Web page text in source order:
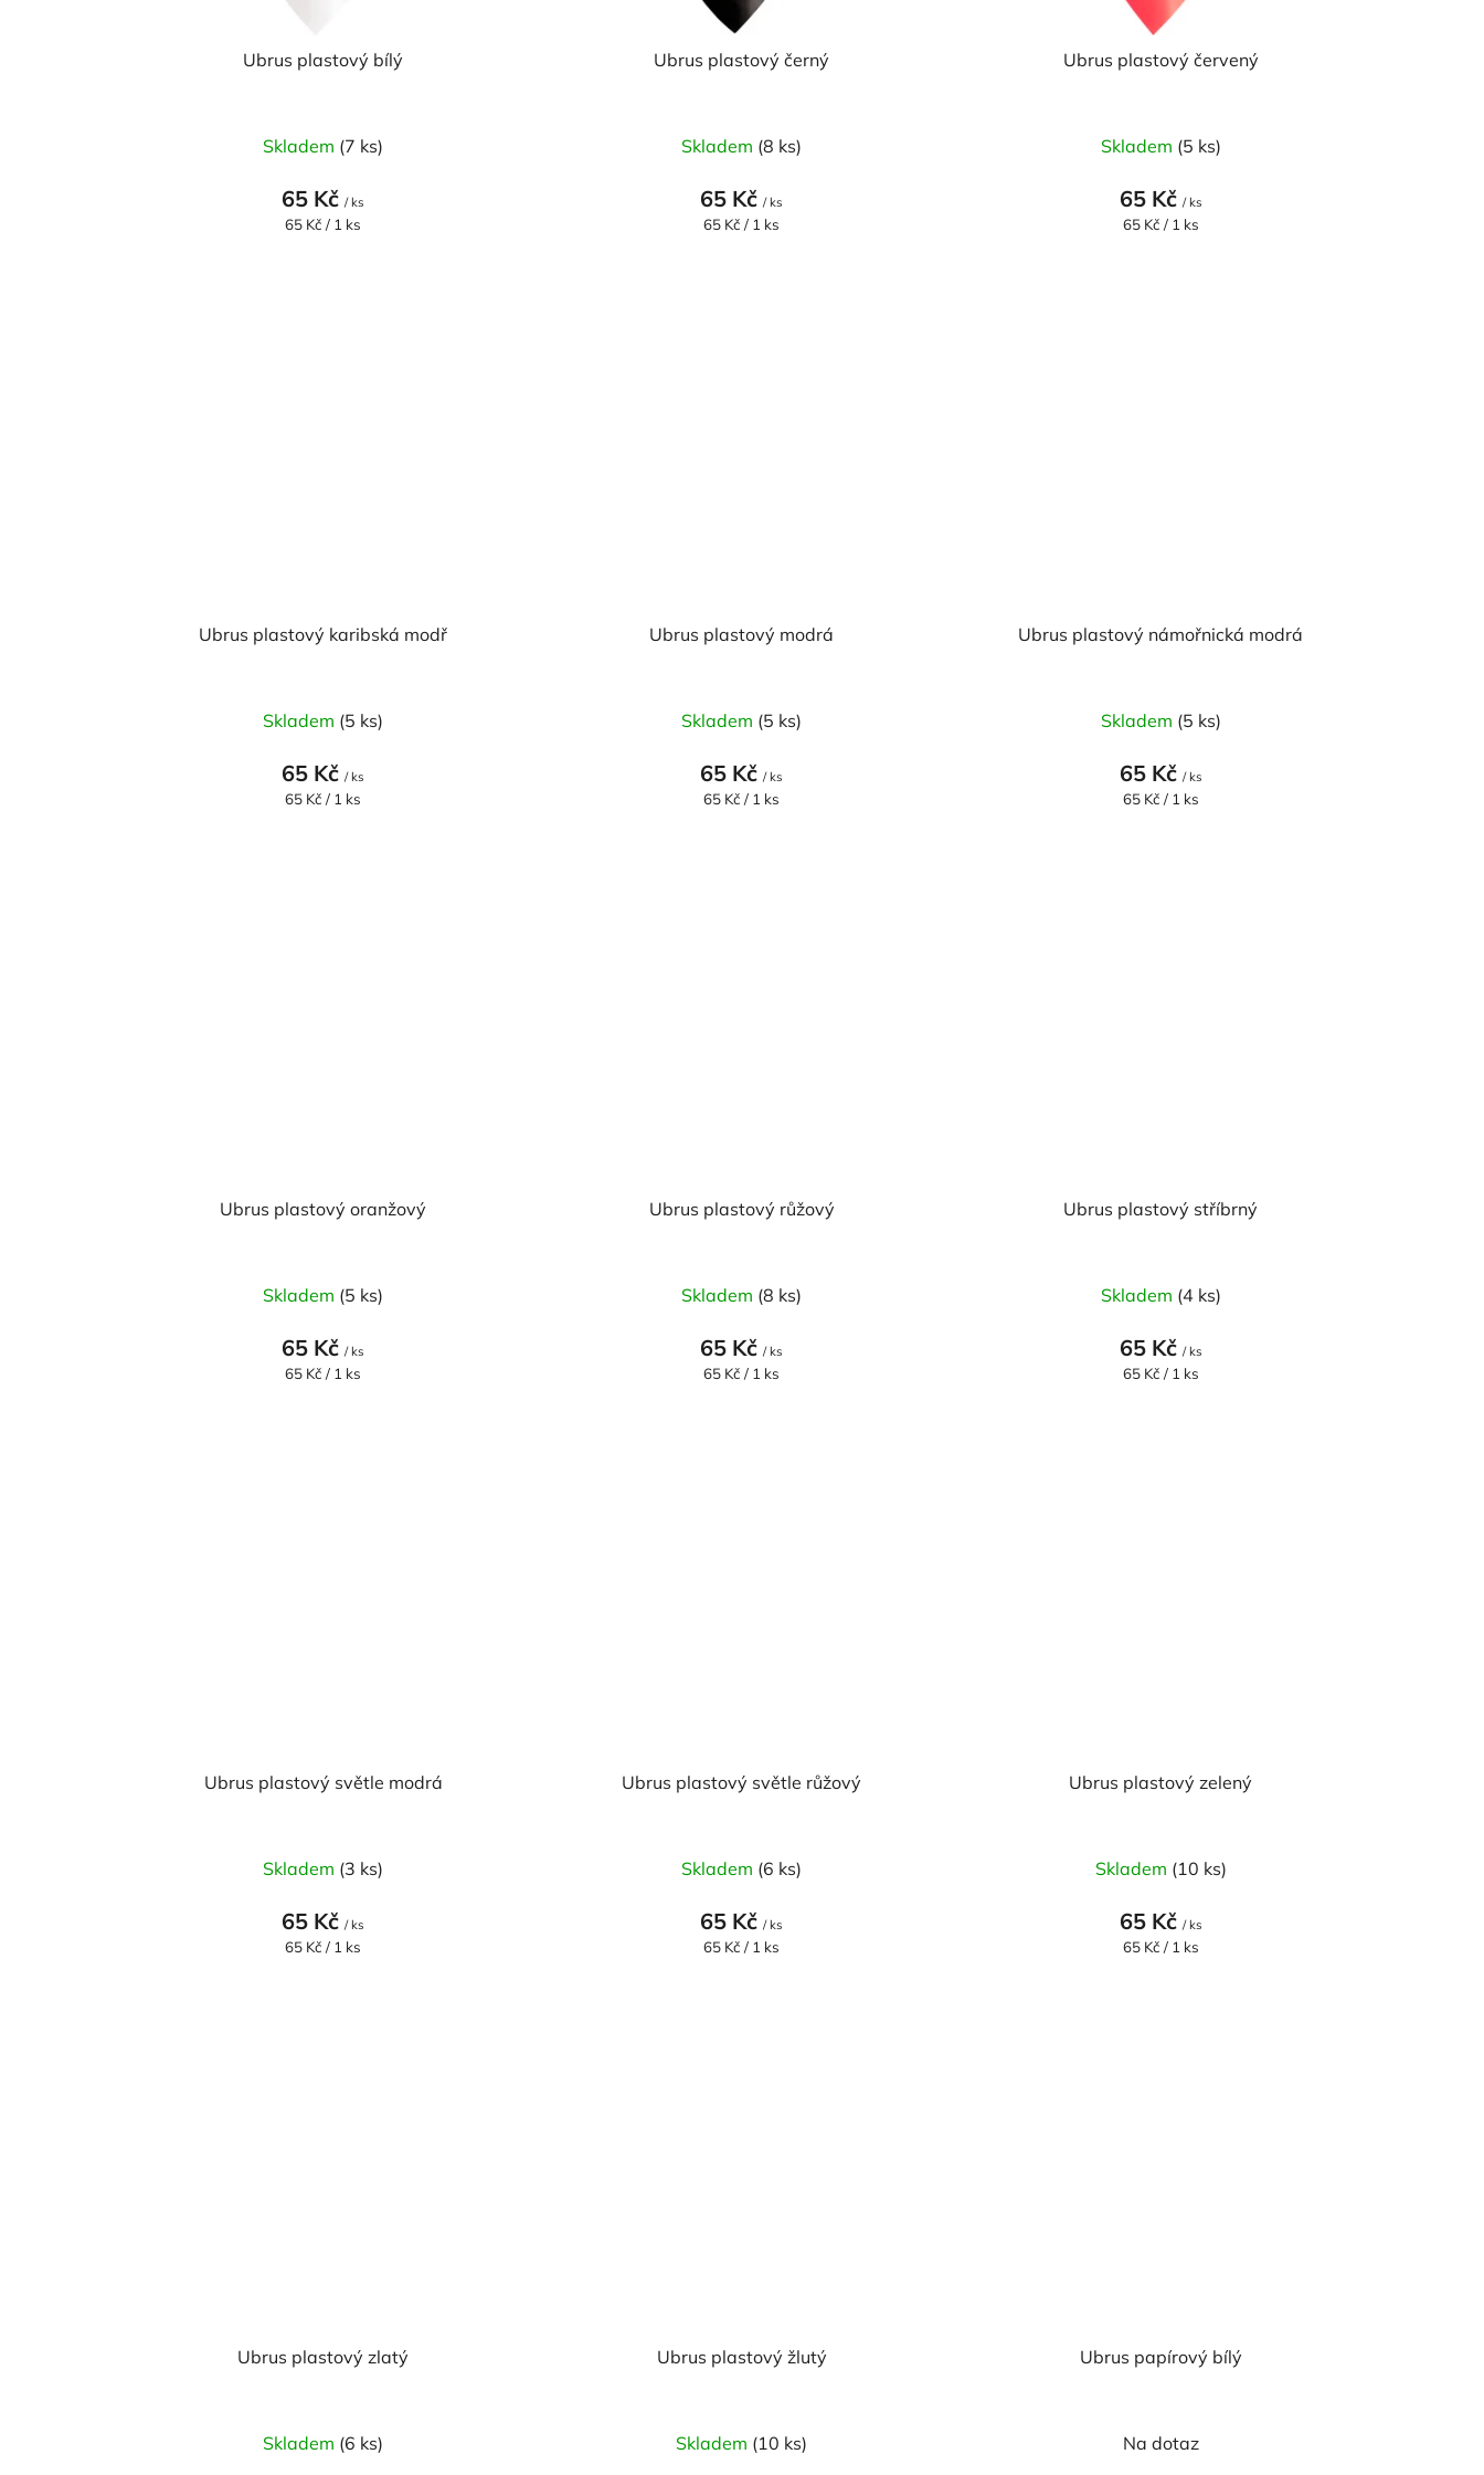
Ubrus plastový bílý
Skladem (7 ks)
65 Kč/ ks
Měrná
65 Kč / 1 ks
Ubrus plastový černý
hodnocení
produktu
je
Skladem (8 ks)
65 Kč/ ks
Měrná
65 Kč / 1 ks
Ubrus plastový červený
hodnocení
produktu
je
Skladem (5 ks)
65 Kč / ks
Měrná
65 Kč / 1 ks
Ubrus plastový karibská modř
Skladem (5 ks)
65 Kč/ ks
Měrná
65 Kč / 1 ks
Ubrus plastový modrá
Skladem (5 ks)
65 Kč/ ks
Měrná
65 Kč / 1 ks
Ubrus plastový námořnická modrá
Skladem (5 ks)
65 Kč / ks
Měrná
65 Kč / 1 ks
Ubrus plastový oranžový
Skladem (5 ks)
65 Kč/ ks
Měrná
65 Kč / 1 ks
Ubrus plastový růžový
Skladem (8 ks)
65 Kč/ ks
Měrná
65 Kč / 1 ks
Ubrus plastový stříbrný
Skladem (4 ks)
65 Kč / ks
Měrná
65 Kč / 1 ks
Ubrus plastový světle modrá
Skladem (3 ks)
65 Kč/ ks
Měrná
65 Kč / 1 ks
Ubrus plastový světle růžový
Skladem (6 ks)
65 Kč/ ks
Měrná
65 Kč / 1 ks
Ubrus plastový zelený
Skladem (10 ks)
65 Kč / ks
Měrná
65 Kč / 1 ks
Ubrus plastový zlatý
hodnocení
Skladem (6 ks)
Ubrus plastový žlutý
Skladem (10 ks)
Ubrus papírový bílý
Na dotaz